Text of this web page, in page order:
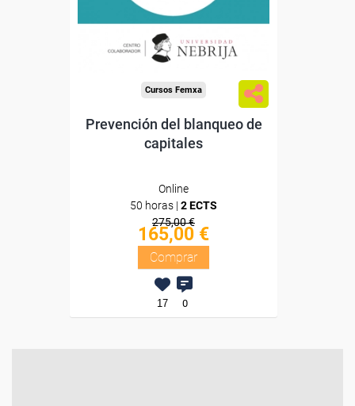
Doble titulación
Compra segura
Cursos Femxa
Prevención del blanqueo de
capitales
Online
50 horas | 2 ECTS
275,00 €
165,00 €
Comprar
17 0